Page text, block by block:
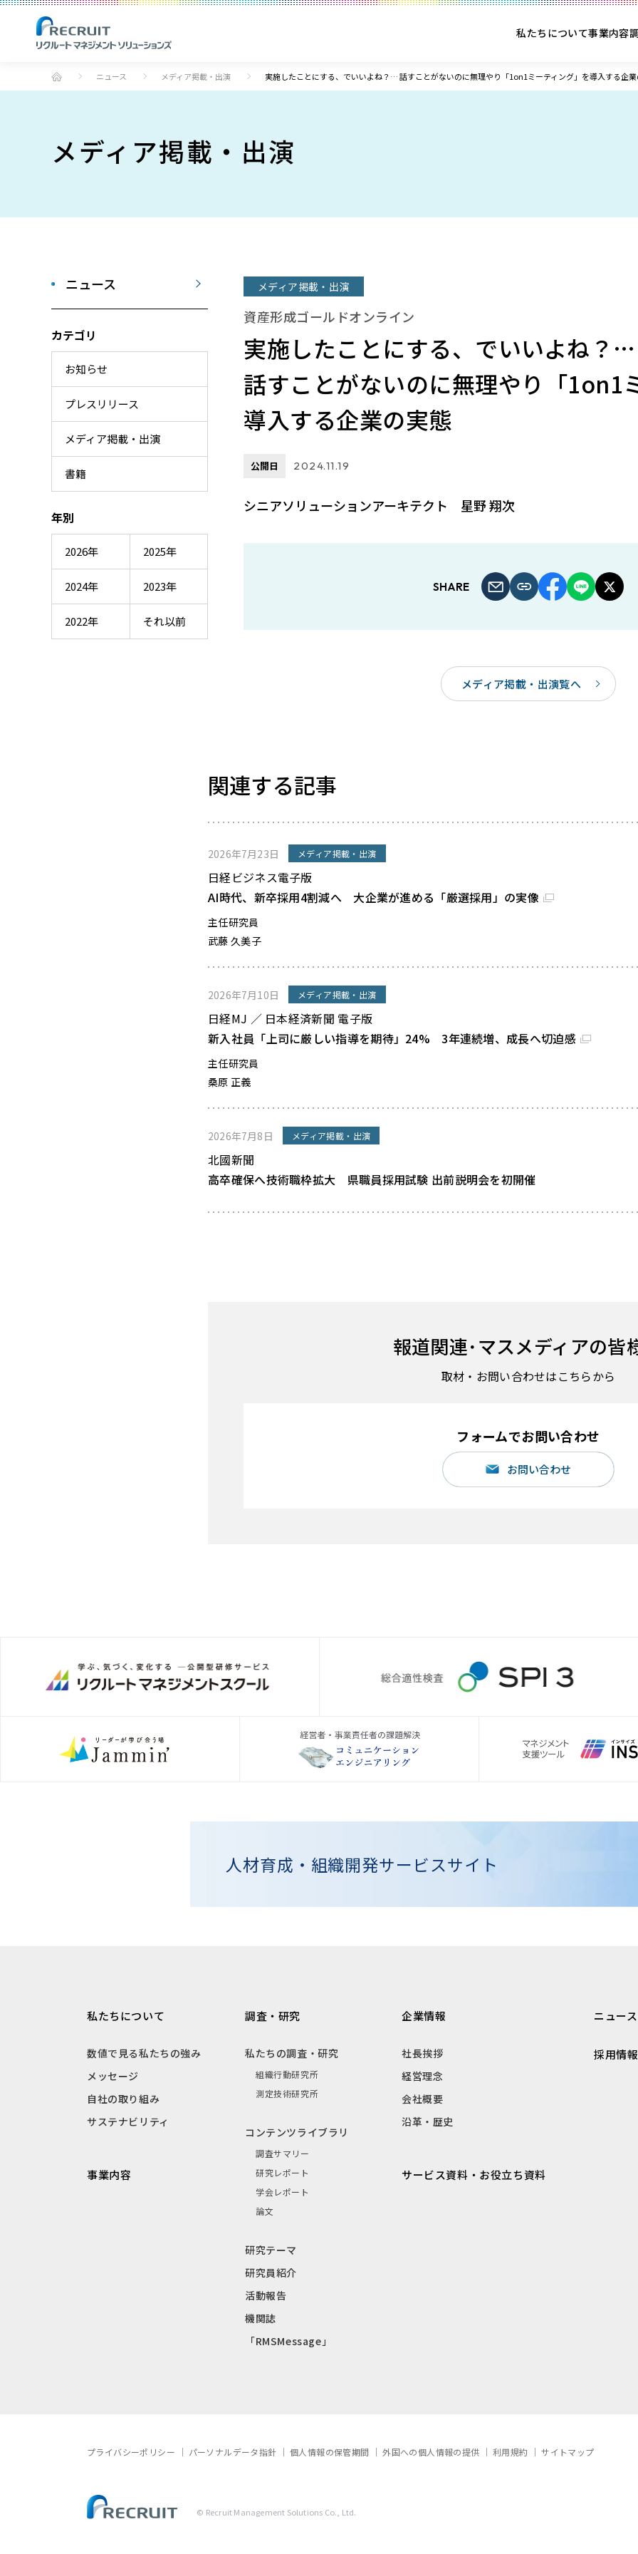
私たちについて事業内容
ニュース メディア掲載・出演 実施したことにする、でいいよね？… 話すことがないのに無理やり「1on1ミーティング」を導入する企
メディア掲載・出演
ニュース
カテゴリ
お知らせ
プレスリリース
メディア掲載・出演
書籍
年別
2026年 2025年
2024年 2023年
2022年 それ以前
メディア掲載・出演
資産形成ゴールドオンライン
実施したことにする、でいいよね？…
話すことがないのに無理やり「1on1
導入する企業の実態
公開日 2024.11.19
シニアソリューションアーキテクト 星野 翔次
SHARE
メディア掲載・出演覧へ
関連する記事
2026年7月23日 メディア掲載・出演
日経ビジネス電子版
AI時代、新卒採用4割減へ 大企業が進める「厳選採用」の実像
主任研究員
武藤 久美子
2026年7月10日 メディア掲載・出演
日経MJ ／ 日本経済新聞 電子版
新入社員「上司に厳しい指導を期待」24% 3年連続増、成長へ切迫感
主任研究員
桑原 正義
2026年7月8日 メディア掲載・出演
北國新聞
高卒確保へ技術職枠拡大 県職員採用試験 出前説明会を初開催
報道関連･マスメディアの皆
取材・お問い合わせはこちらから
フォームでお問い合わせ
お問い合わせ
人材育成・組織開発サービスサイト
私たちについて
数値で見る私たちの強み
メッセージ
自社の取り組み
サステナビリティ
事業内容
調査・研究
私たちの調査・研究
組織行動研究所
測定技術研究所
コンテンツライブラリ
調査サマリー
研究レポート
学会レポート
論文
研究テーマ
研究員紹介
活動報告
機関誌
「RMSMessage」
企業情報
社長挨拶
経営理念
会社概要
沿革・歴史
サービス資料・お役立ち資料
ニュース
採用情報
プライバシーポリシー パーソナルデータ指針 個人情報の保管期間 外国への個人情報の提供 利用規約 サイトマップ
© Recruit Management Solutions Co., Ltd.